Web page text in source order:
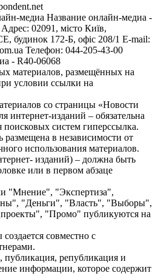
медиа Название онлайн-медиа -
02091, місто Київ,
172-Б, офіс 208/1 E-mail:
Телефон: 044-205-43-00
- R40-06068
материалов, размещённых на
условии ссылки на
со страницы «Новости
интернет-изданий – обязательна
поисковых систем гиперссылка.
в независимости от
использования материалов.
изданий) – должна быть
или в первом абзаце
"Мнение", "Экспертиза",
"Деньги", "Власть", "Выборы",
"Промо" публикуются на
совместно с
републикация и
информации, которое содержит